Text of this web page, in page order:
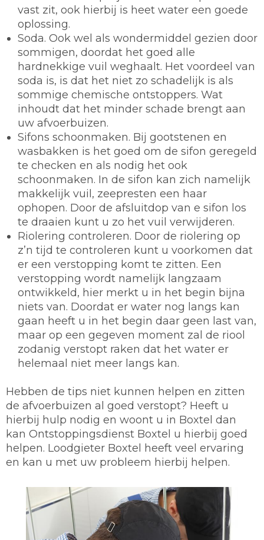
vast zit, ook hierbij is heet water een goede
oplossing.
Soda. Ook wel als wondermiddel gezien door
sommigen, doordat het goed alle
hardnekkige vuil weghaalt. Het voordeel van
soda is, is dat het niet zo schadelijk is als
sommige chemische ontstoppers. Wat
inhoudt dat het minder schade brengt aan
uw afvoerbuizen.
Sifons schoonmaken. Bij gootstenen en
wasbakken is het goed om de sifon geregeld
te checken en als nodig het ook
schoonmaken. In de sifon kan zich namelijk
makkelijk vuil, zeepresten een haar
ophopen. Door de afsluitdop van e sifon los
te draaien kunt u zo het vuil verwijderen.
Riolering controleren. Door de riolering op
z’n tijd te controleren kunt u voorkomen dat
er een verstopping komt te zitten. Een
verstopping wordt namelijk langzaam
ontwikkeld, hier merkt u in het begin bijna
niets van. Doordat er water nog langs kan
gaan heeft u in het begin daar geen last van,
maar op een gegeven moment zal de riool
zodanig verstopt raken dat het water er
helemaal niet meer langs kan.
Hebben de tips niet kunnen helpen en zitten
de afvoerbuizen al goed verstopt? Heeft u
hierbij hulp nodig en woont u in Boxtel dan
kan Ontstoppingsdienst Boxtel u hierbij goed
helpen. Loodgieter Boxtel heeft veel ervaring
en kan u met uw probleem hierbij helpen.